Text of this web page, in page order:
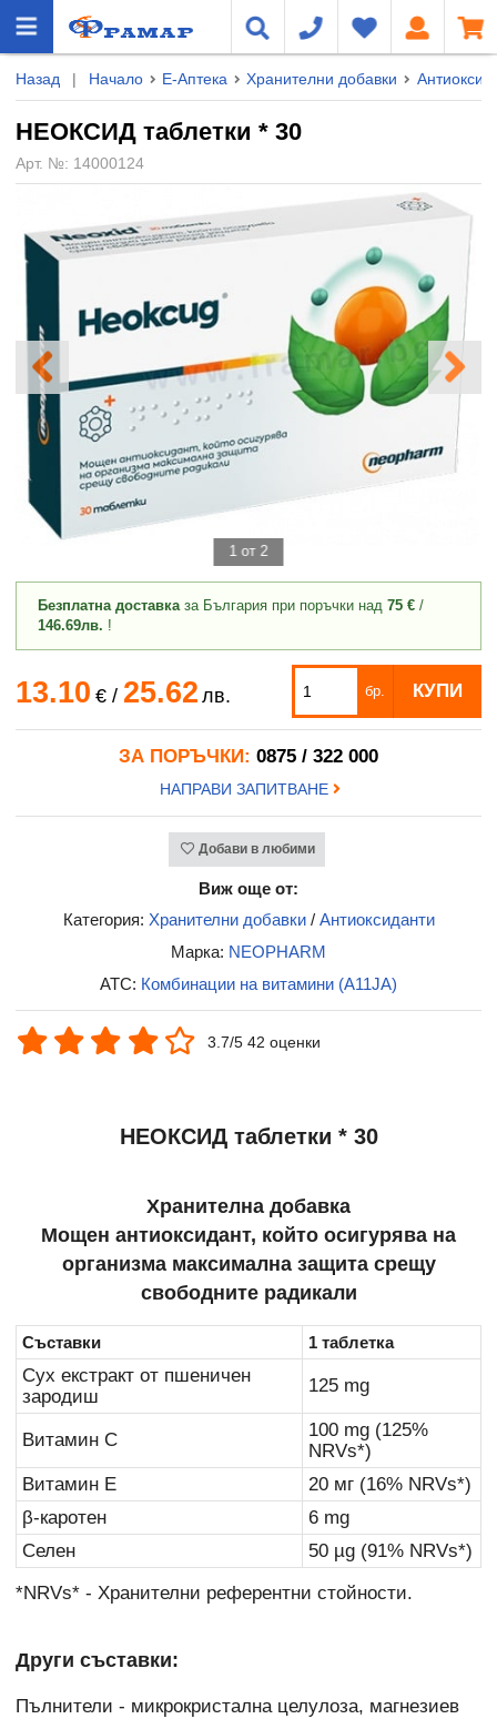
Назад | Начало Е-Аптека Хранителни добавки
НЕОКСИД таблетки * 30
Арт. №: 14000124
1 от 2
Безплатна доставказа България при поръчки над 75 € /
146.69лв. !
13.10 €/ 25.62 лв. бр. КУПИ
ЗА ПОРЪЧКИ: 0875 / 322 000
НАПРАВИ ЗАПИТВАНЕ
Добави в любими
Виж още от:
Категория: Хранителни добавки/ Антиоксиданти
Марка: NEOPHARM
ATC: Комбинации на витамини (A11JA)
3.7/5 42 оценки
НЕОКСИД таблетки * 30
Хранителна добавка
Мощен антиоксидант, който осигурява на
организма максимална защита срещу
свободните радикали
Съставки 1 таблетка
Сух екстракт от пшеничен
зародиш
125 mg
Витамин C
100 mg (125%
NRVs*)
Витамин Е
20 мг (16% NRVs*)
β-каротен
6 mg
Селен
50 µg (91% NRVs*)
*NRVs* - Хранителни референтни стойности.
Други съставки:
Пълнители - микрокристална целулоза, магнезиев